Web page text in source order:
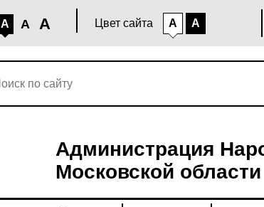
A A A Цвет сайта A A
Администрация
Московской области